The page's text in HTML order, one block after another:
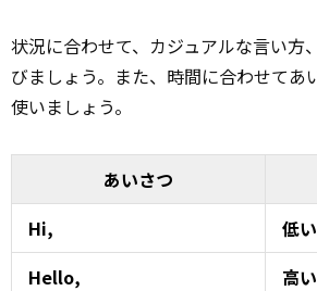
状況に合わせて、カジュアルな言い方、
びましょう。また、時間に合わせてあ
使いましょう。
あいさつ
Hi,
低い
Hello,
高い